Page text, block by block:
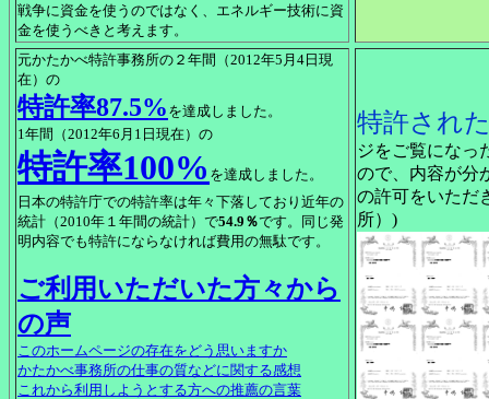
戦争に資金を使うのではなく、エネルギー技術に資
金を使うべきと考えます。
元かたかべ特許事務所の２年間（2012年5月4日現
在）の
特許率87.5% を達成しました。
1年間（2012年6月1日現在）の
特許率100% を達成しました。
日本の特許庁での特許率は年々下落しており近年の
統計（2010年１年間の統計）で54.9％です。同じ発
明内容でも特許にならなければ費用の無駄です。
ご利用いただいた方々から
の声
このホームページの存在をどう思いますか
かたかべ事務所の仕事の質などに関する感想
これから利用しようとする方への推薦の言葉
特許され
ジをご覧になっ
ので、内容が分
の許可をいただ
所）)